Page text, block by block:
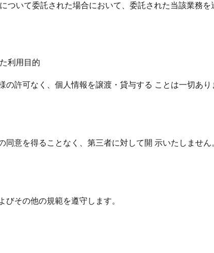
ついて委託された場合において、委託された当該業務を
利用目的
許可なく、個人情報を譲渡・貸与する ことは一切あり
意を得ることなく、第三者に対して開 示いたしません
その他の規範を遵守します。